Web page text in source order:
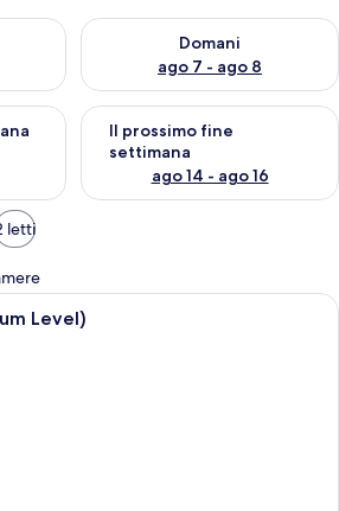
questa sera, ago 6 - ago 7
Domani
ago 7 - ago 8
Verifica la disponibilità per
questo fine settimana, ago 7 - ago
Il prossimo fine
settimana
ago 14 - ago 16
Verifica la disponibilità per il
letti
Camera d'albergo con un letto, una
Level)